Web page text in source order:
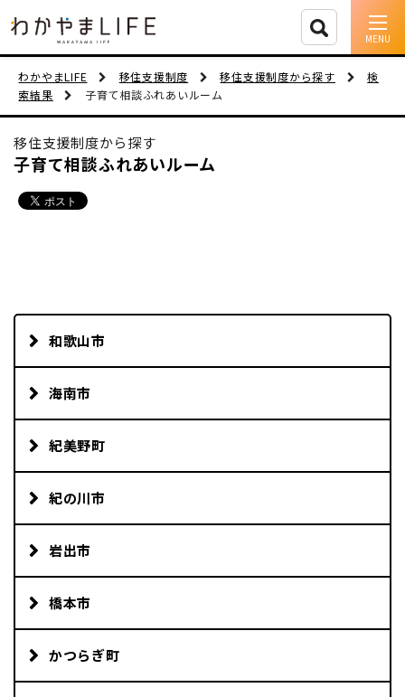
イベント情報
移住支援
人に会う
地域おこし協力隊
わかやまLIFE 移住支援制度 移住支援制度から探す
検
索結果
子育て相談ふれあいルーム
移住支援制度から探す
子育て相談ふれあいルーム
和歌山市
海南市
紀美野町
紀の川市
岩出市
橋本市
かつらぎ町